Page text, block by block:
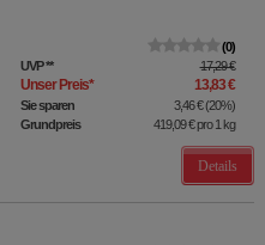
0
UVP** 17,29 €
Unser Preis* 13,83 €
Sie sparen 3,46 €(20%)
Grundpreis
419,09 €pro 1 kg
Details